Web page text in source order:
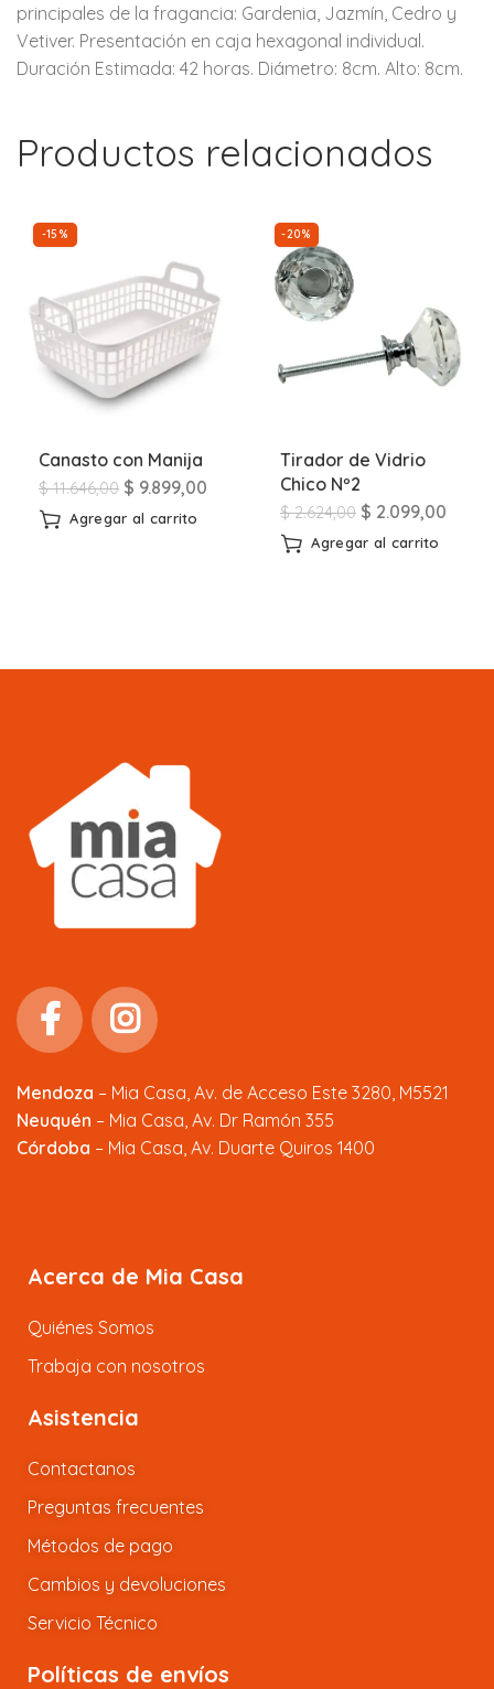
principales de la fragancia: Gardenia, Jazmín, Cedro y
Vetiver. Presentación en caja hexagonal individual.
Duración Estimada: 42 horas. Diámetro: 8cm. Alto: 8cm.
Productos relacionados
-15%
Canasto con Manija
$11.646,00 $ 9.899,00
Agregar al carrito
-20%
Tirador de Vidrio
Chico Nº2
$2.624,00 $ 2.099,00
Agregar al carrito
Mendoza – Mia Casa, Av. de Acceso Este 3280, M5521
Neuquén – Mia Casa, Av. Dr Ramón 355
Córdoba – Mia Casa, Av. Duarte Quiros 1400
Acerca de Mia Casa
Quiénes Somos
Trabaja con nosotros
Asistencia
Contactanos
Preguntas frecuentes
Métodos de pago
Cambios y devoluciones
Servicio Técnico
Políticas de envíos